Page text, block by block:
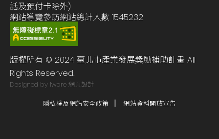
話及預付卡除外)
網站導覽參訪網站總計人數 1545232
版權所有 © 2024 臺北市產業發展獎勵補助計畫 All
Rights Reserved.
Designed by iware 網頁設計
隱私權及網站安全政策 網站資料開放宣告